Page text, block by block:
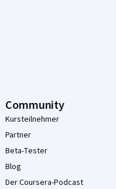
Community
Kursteilnehmer
Partner
Beta-Tester
Blog
Der Coursera-Podcast